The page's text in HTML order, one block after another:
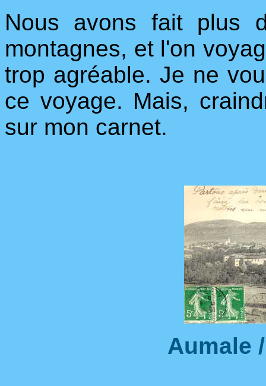
Nous avons fait plus
montagnes, et l'on
trop agréable. Je ne
ce voyage. Mais,
sur mon carnet.
Aumale